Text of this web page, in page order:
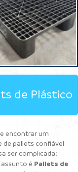
de Plástico
encontrar um
de pallets confiável
ser complicada:
é Pallets de